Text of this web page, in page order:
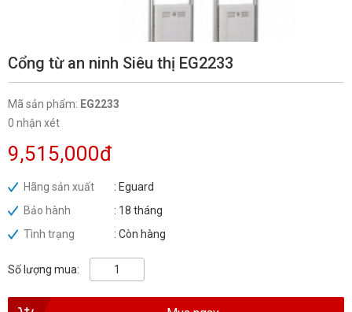
Cổng từ an ninh Siêu thị EG2233
Mã sản phẩm: EG2233
0 nhận xét
9,515,000đ
Hãng sản xuất
: Eguard
Bảo hành
: 18 tháng
Tình trạng
: Còn hàng
Số lượng mua:
KIỂM SOÁT VÀO RA
BÁO ĐỘNG, BÁO CHÁY